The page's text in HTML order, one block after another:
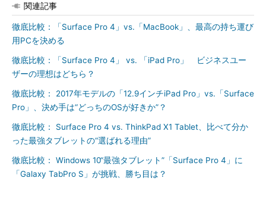
関連記事
徹底比較：「Surface Pro 4」vs.「MacBook」、最高の持ち運び
用PCを決める
徹底比較：「Surface Pro 4」 vs. 「iPad Pro」 ビジネスユー
ザーの理想はどちら？
徹底比較： 2017年モデルの「12.9インチiPad Pro」vs.「Surface
Pro」、決め手は“どっちのOSが好きか”？
徹底比較： Surface Pro 4 vs. ThinkPad X1 Tablet、比べて分か
った最強タブレットの“選ばれる理由”
徹底比較： Windows 10“最強タブレット”「Surface Pro 4」に
「Galaxy TabPro S」が挑戦、勝ち目は？